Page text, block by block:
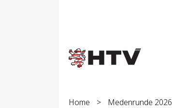
Home > Medenrunde 2026